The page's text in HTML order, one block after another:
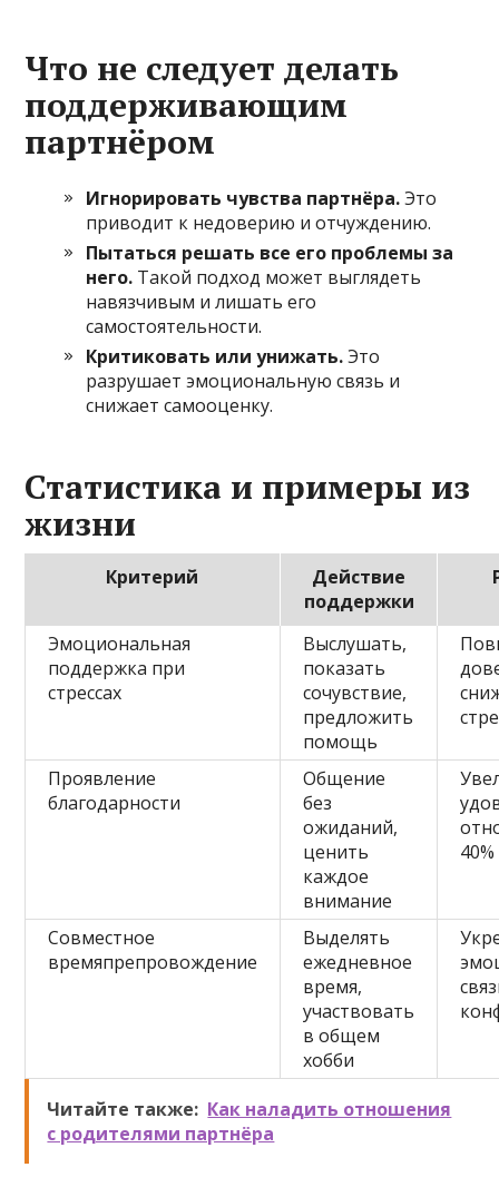
Что не следует делать
поддерживающим
партнёром
Игнорировать чувства партнёра.Это
приводит к недоверию и отчуждению.
Пытаться решать все его проблемы за
него. Такой подход может выглядеть
навязчивым и лишать его
самостоятельности.
Критиковать или унижать.Это
разрушает эмоциональную связь и
снижает самооценку.
Статистика и примеры из
жизни
Критерий
Действие
поддержки
Эмоциональная
поддержка при
стрессах
Выслушать,
показать
сочувствие,
предложить
помощь
Проявление
благодарности
Общение
без
ожиданий,
ценить
каждое
внимание
40%
Совместное
времяпрепровождение
Выделять
ежедневное
время,
участвовать
в общем
хобби
Читайте также: Как наладить отношения
с родителями партнёра